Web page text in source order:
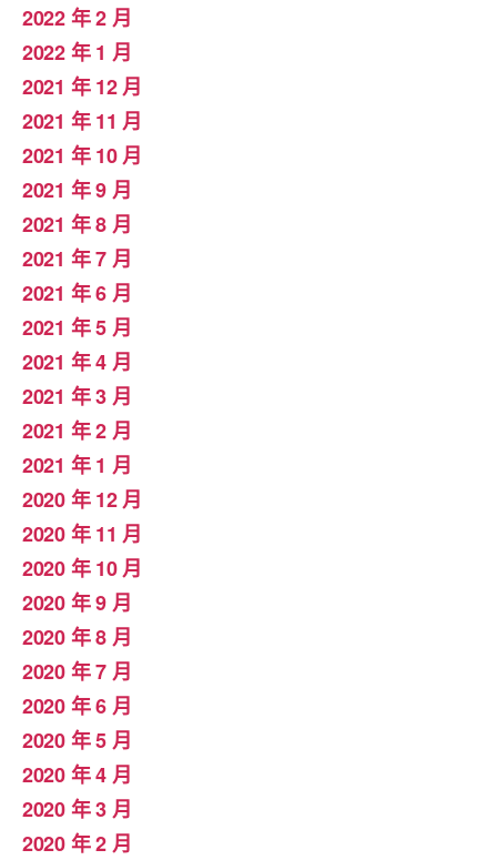
2022 年 2 月
2022 年 1 月
2021 年 12 月
2021 年 11 月
2021 年 10 月
2021 年 9 月
2021 年 8 月
2021 年 7 月
2021 年 6 月
2021 年 5 月
2021 年 4 月
2021 年 3 月
2021 年 2 月
2021 年 1 月
2020 年 12 月
2020 年 11 月
2020 年 10 月
2020 年 9 月
2020 年 8 月
2020 年 7 月
2020 年 6 月
2020 年 5 月
2020 年 4 月
2020 年 3 月
2020 年 2 月